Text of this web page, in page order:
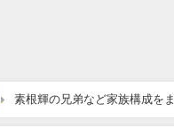
素根輝の兄弟など家族構成を